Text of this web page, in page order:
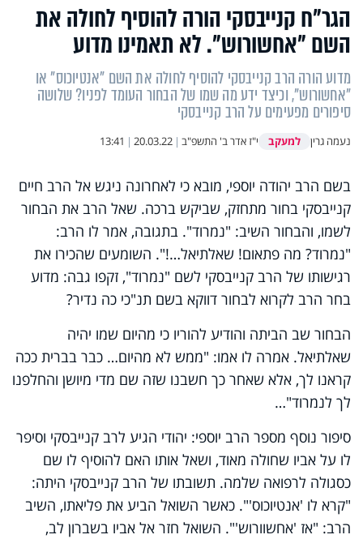
הגר"ח קנייבסקי הורה להוסיף לחולה את
השם "אחשורוש". לא תאמינו מדוע
מדוע הורה הרב קנייבסקי להוסיף לחולה את השם "אנטיוכוס" או
"אחשורוש", וכיצד ידע מה שמו של הבחור העומד לפניו? שלושה
סיפורים מפעימים על הרב קנייבסקי
נעמה גרין למעקב י"ז אדר ב' התשפ"ב |
20.03.22
|
13:41
בשם הרב יהודה יוספי, מובא כי לאחרונה ניגש אל הרב חיים
קנייבסקי בחור מתחזק, שביקש ברכה. שאל הרב את הבחור
לשמו, והבחור השיב: "נמרוד". בתגובה, אמר לו הרב:
"נמרוד? מה פתאום! שאלתיאל…!". השומעים שהכירו את
רגישותו של הרב קנייבסקי לשם "נמרוד", זקפו גבה: מדוע
בחר הרב לקרוא לבחור דווקא בשם תנ"כי כה נדיר?
הבחור שב הביתה והודיע להוריו כי מהיום שמו יהיה
שאלתיאל. אמרה לו אמו: "ממש לא מהיום… כבר בברית ככה
קראנו לך, אלא שאחר כך חשבנו שזה שם מדי מיושן והחלפנו
לך לנמרוד"…
סיפור נוסף מספר הרב יוספי: יהודי הגיע לרב קנייבסקי וסיפר
לו על אביו שחולה מאוד, ושאל אותו האם להוסיף לו שם
כסגולה לרפואה שלמה. תשובתו של הרב קנייבסקי היתה:
"קרא לו 'אנטיוכוס'". כאשר השואל הביע את פליאתו, השיב
הרב: "אז 'אחשוורוש'". השואל חזר אל אביו בשברון לב,